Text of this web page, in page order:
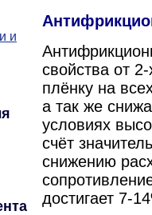
свойства от
плёнку на
а так же
условиях
счёт
снижению
достигает 7-
и